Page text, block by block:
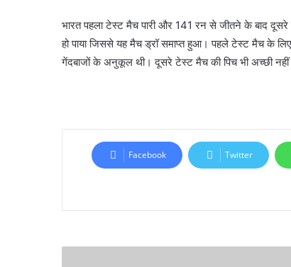
भारत पहला टेस्ट मैच पारी और 141 रन से जीतने के बाद
हो पाया जिससे यह मैच ड्रॉ समाप्त हुआ। पहले टेस्ट मैच के
गेंदबाजों के अनुकूल थी। दूसरे टेस्ट मैच की पिच भी अच्छी नहीं
Facebook Twitter